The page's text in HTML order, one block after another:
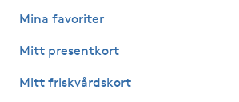
Läpptatuering
M
Makeup
Mina favoriter
Mitt presentkort
Mitt friskvårdskort